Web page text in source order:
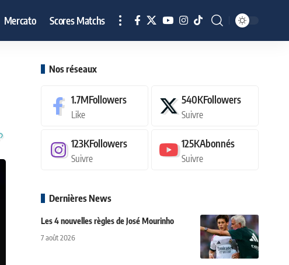
Mercato Scores Matchs
Nos réseaux
1.7MFollowers
Like
540KFollowers
Suivre
123KFollowers
Suivre
125KAbonnés
Suivre
Dernières News
Les 4 nouvelles règles de José Mourinho
7 août 2026